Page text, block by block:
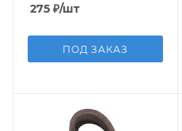
275 ₽/шт
ПОД ЗАКАЗ